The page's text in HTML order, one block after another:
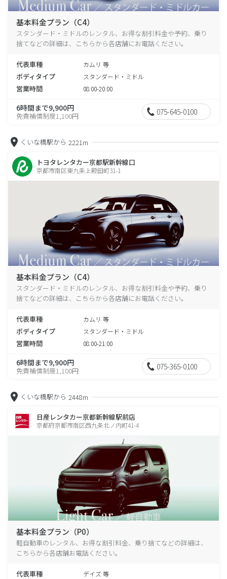
基本料金プラン（C4）
スタンダード・ミドルのレンタル、お得な割引料金や予約、乗り
捨てなどの詳細は、こちらから各店舗にお電話ください。
代表車種 カムリ 等
ボディタイプ スタンダード・ミドル
営業時間 08:00-20:00
6時間まで9,900円
免責補償制度1,100円 075-645-0100
くいな橋駅から 2221m
トヨタレンタカー京都駅新幹線口
京都市南区東九条上殿田町31-1
基本料金プラン（C4）
スタンダード・ミドルのレンタル、お得な割引料金や予約、乗り
捨てなどの詳細は、こちらから各店舗にお電話ください。
代表車種 カムリ 等
ボディタイプ スタンダード・ミドル
営業時間 08:00-21:00
6時間まで9,900円
免責補償制度1,100円 075-365-0100
くいな橋駅から 2448m
日産レンタカー京都新幹線駅前店
京都府京都市南区西九条北ノ内町41-4
基本料金プラン（P0）
軽自動車のレンタル、お得な割引料金、乗り捨てなどの詳細は、
こちらから各店舗お電話ください。
代表車種 デイズ 等